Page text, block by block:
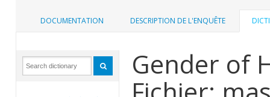
DOCUMENTATION DESCRIPTION DE L'ENQUÊTE
Gender of